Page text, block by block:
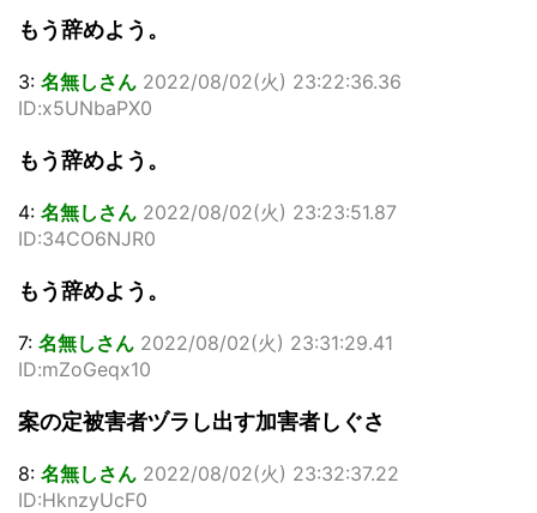
もう辞めよう。
3: 名無しさん 2022/08/02(火) 23:22:36.36
ID:x5UNbaPX0
もう辞めよう。
4: 名無しさん 2022/08/02(火) 23:23:51.87
ID:34CO6NJR0
もう辞めよう。
7: 名無しさん 2022/08/02(火) 23:31:29.41
ID:mZoGeqx10
案の定被害者ヅラし出す加害者しぐさ
8: 名無しさん 2022/08/02(火) 23:32:37.22
ID:HknzyUcF0